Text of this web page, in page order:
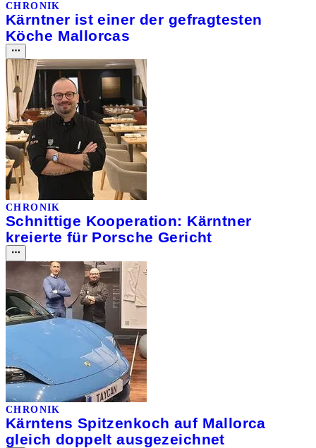
CHRONIK
Kärntner ist einer der gefragtesten
Köche Mallorcas
CHRONIK
Schnittige Kooperation: Kärntner
kreierte für Porsche Gericht
CHRONIK
Kärntens Spitzenkoch auf Mallorca
gleich doppelt ausgezeichnet